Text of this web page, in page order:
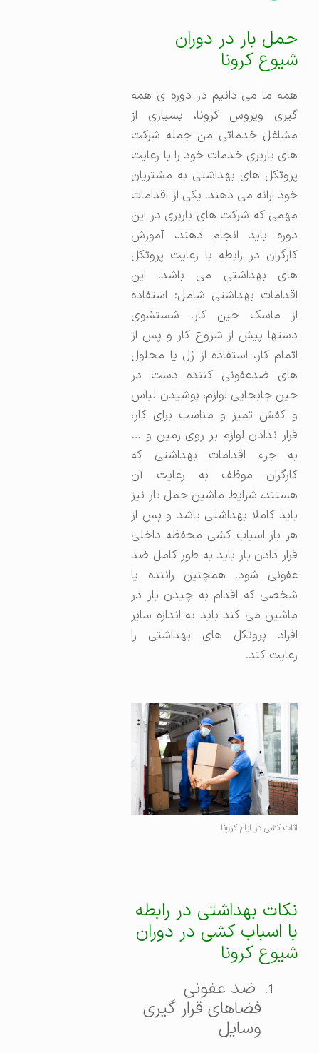
حمل بار در دوران
شیوع کرونا
همه ما می دانیم در دوره ی همه
گیری ویروس کرونا، بسیاری از
مشاغل خدماتی من جمله شرکت
های باربری خدمات خود را با رعایت
پروتکل های بهداشتی به مشتریان
خود ارائه می دهند. یکی از اقدامات
مهمی که شرکت های باربری در این
دوره باید انجام دهند، آموزش
کارگران در رابطه با رعایت پروتکل
های بهداشتی می باشد. این
اقدامات بهداشتی شامل: استفاده
از ماسک حین کار، شستشوی
دستها پیش از شروع کار و پس از
اتمام کار، استفاده از ژل یا محلول
های ضدعفونی کننده دست در
حین جابجایی لوازم، پوشیدن لباس
و کفش تمیز و مناسب برای کار،
قرار ندادن لوازم بر روی زمین و …
به جزء اقدامات بهداشتی که
کارگران موظف به رعایت آن
هستند، شرایط ماشین حمل بار نیز
باید کاملا بهداشتی باشد و پس از
هر بار اسباب کشی محفظه داخلی
قرار دادن بار باید به طور کامل ضد
عفونی شود. همچنین راننده یا
شخصی که اقدام به چیدن بار در
ماشین می کند باید به اندازه سایر
افراد پروتکل های بهداشتی را
رعایت کند.
اثاث کشی در ایام کرونا
نکات بهداشتی در رابطه
با اسباب کشی در دوران
شیوع کرونا
ضد عفونی
فضاهای قرار گیری
وسایل